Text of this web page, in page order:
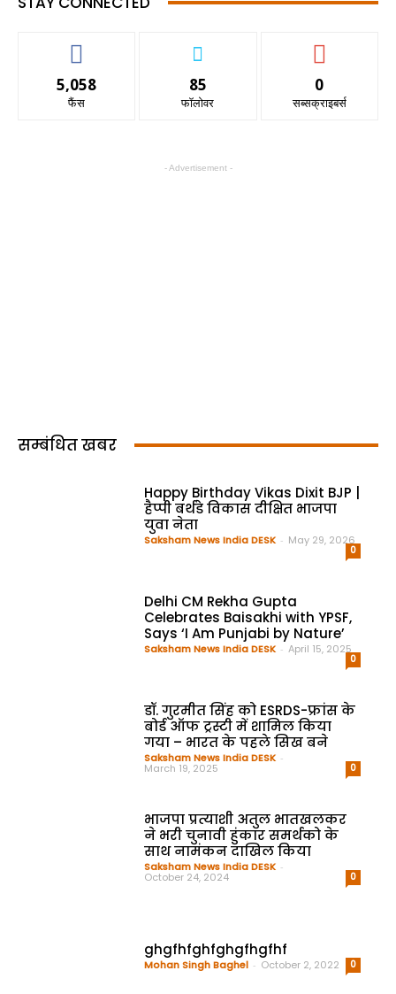
5,058
फैंस
85
फॉलोवर
0
सब्सक्राइबर्स
- Advertisement -
सम्बंधित खबर
Happy Birthday Vikas Dixit BJP |
हैप्पी बर्थडे विकास दीक्षित भाजपा
युवा नेता
Saksham News India DESK - May 29, 2026
0
Delhi CM Rekha Gupta
Celebrates Baisakhi with YPSF,
Says ‘I Am Punjabi by Nature’
Saksham News India DESK - April 15, 2025
0
डॉ. गुरमीत सिंह को ESRDS-फ्रांस के
बोर्ड ऑफ ट्रस्टी में शामिल किया
गया – भारत के पहले सिख बने
Saksham News India DESK -
March 19, 2025 0
भाजपा प्रत्याशी अतुल भातखलकर
ने भरी चुनावी हुंकार समर्थको के
साथ नामंकन दाखिल किया
Saksham News India DESK -
October 24, 2024 0
ghgfhfghfghgfhgfhf
Mohan Singh Baghel - October 2, 2022 0